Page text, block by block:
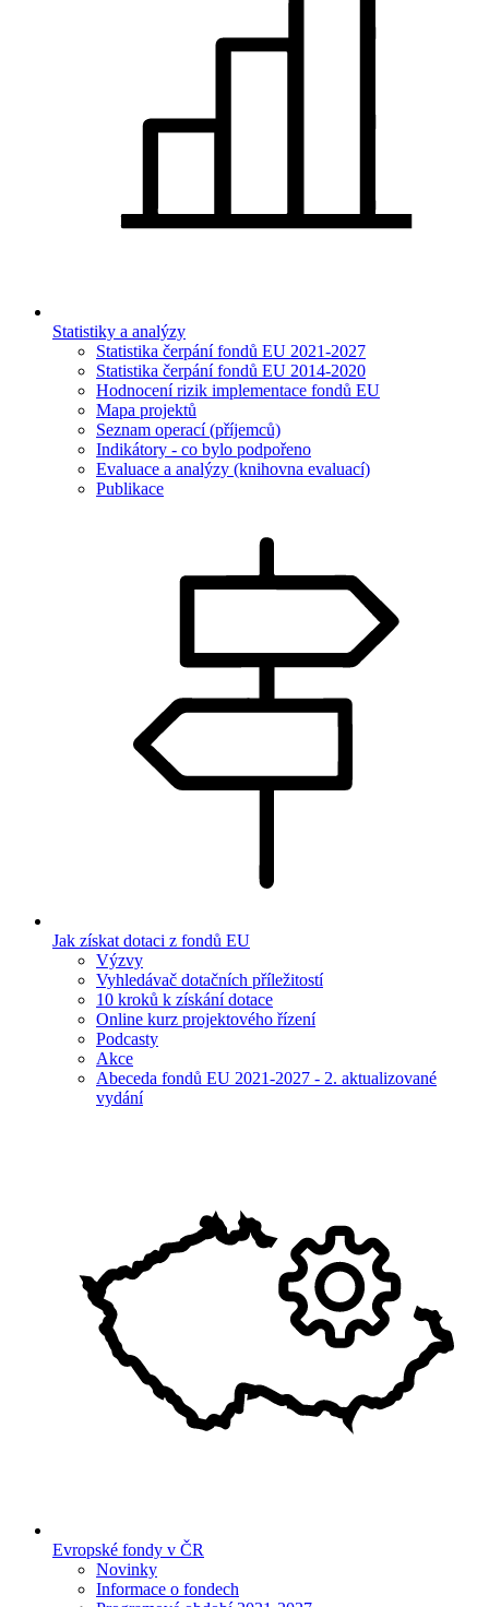
Statistiky a analýzy
Statistika čerpání fondů EU 2021-2027
Statistika čerpání fondů EU 2014-2020
Hodnocení rizik implementace fondů EU
Mapa projektů
Seznam operací (příjemců)
Indikátory - co bylo podpořeno
Evaluace a analýzy (knihovna evaluací)
Publikace
Jak získat dotaci z fondů EU
Výzvy
Vyhledávač dotačních příležitostí
10 kroků k získání dotace
Online kurz projektového řízení
Podcasty
Akce
Abeceda fondů EU 2021-2027 - 2. aktualizované
vydání
Evropské fondy v ČR
Novinky
Informace o fondech